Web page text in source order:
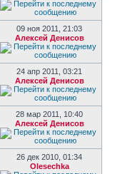
09 ноя 2011, 21:03
Алексей Денисов
24 апр 2011, 03:21
Алексей Денисов
28 мар 2011, 10:40
Алексей Денисов
26 дек 2010, 01:34
Olesechka